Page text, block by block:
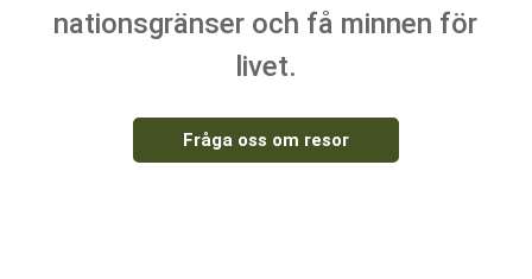
nationsgränser och få minnen för
livet.
Fråga oss om resor